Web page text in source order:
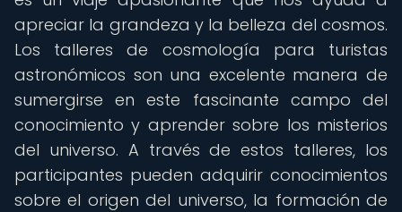
apreciar la grandeza y la belleza del cosmos.
Los talleres de cosmología para turistas
astronómicos son una excelente manera de
sumergirse en este fascinante campo del
conocimiento y aprender sobre los misterios
del universo. A través de estos talleres, los
participantes pueden adquirir conocimientos
sobre el origen del universo, la formación de